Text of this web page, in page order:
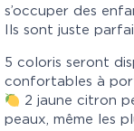
s’occuper des
Ils sont juste
5 coloris seront
confortables à
2 jaune citron
peaux, même les